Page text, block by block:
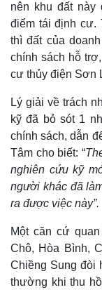
nên khu đất này
điểm tái định cư.
thì đất của
chính sách hỗ
cư thủy điện Sơn
Lý giải về trách
kỹ đã bỏ sót 1
chính sách, dẫn
Tâm cho biết: “
nghiên cứu kỹ
người khác đã
ra được việc này”.
Một căn cứ
Chô, Hòa Bình,
Chiềng Sung đòi
thường khi thu